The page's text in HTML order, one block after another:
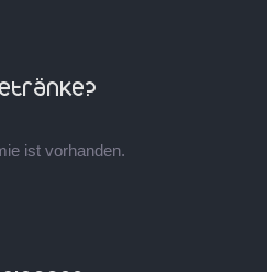
ist vorhanden.